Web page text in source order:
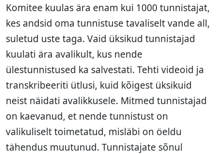
Komitee kuulas ära enam kui 1000 tunnistajat,
kes andsid oma tunnistuse tavaliselt vande all,
suletud uste taga. Vaid üksikud tunnistajad
kuulati ära avalikult, kus nende
ülestunnistused ka salvestati. Tehti videoid ja
transkribeeriti ütlusi, kuid kõigest üksikuid
neist näidati avalikkusele. Mitmed tunnistajad
on kaevanud, et nende tunnistust on
valikuliselt toimetatud, misläbi on öeldu
tähendus muutunud. Tunnistajate sõnul